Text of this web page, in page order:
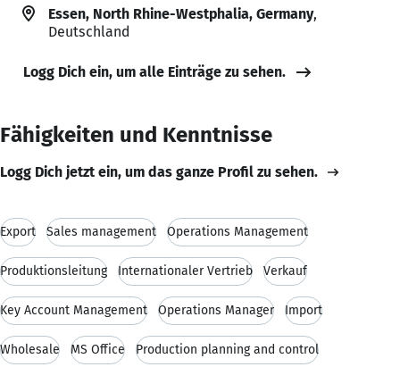
Essen, North Rhine-Westphalia, Germany,
Deutschland
Logg Dich ein, um alle Einträge zu sehen.
Fähigkeiten und Kenntnisse
Logg Dich jetzt ein, um das ganze Profil zu sehen.
Export Sales management Operations Management
Produktionsleitung Internationaler Vertrieb Verkauf
Key Account Management Operations Manager Import
Wholesale MS Office Production planning and control